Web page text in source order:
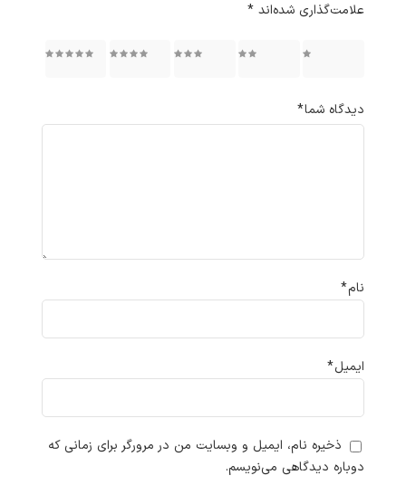
علامت‌گذاری شده‌اند *
۳ از ۵ ۴ از ۵ ۵ از ۵
دیدگاه شما*
نام*
ایمیل*
ذخیره نام، ایمیل و وبسایت من در مرورگر برای زمانی که
دوباره دیدگاهی می‌نویسم.